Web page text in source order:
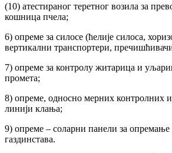
(10) атестираног теретног возила за
кошница пчела;
6) опреме за силосе (ћелије силоса,
вертикални транспортери,
7) опреме за контролу житарица и
промета;
8) опреме, односно мерних контролних
линији клања;
9) опреме – соларни панели за
газдинстава.